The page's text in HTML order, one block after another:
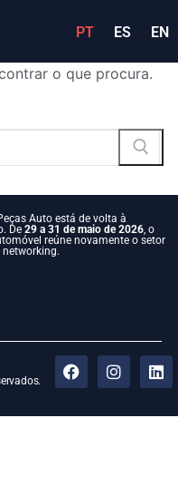
PT ES EN
o que procura.
Auto está de volta à
De29 a 31 de maio de 2026, o
reúne novamente o setor
networking.